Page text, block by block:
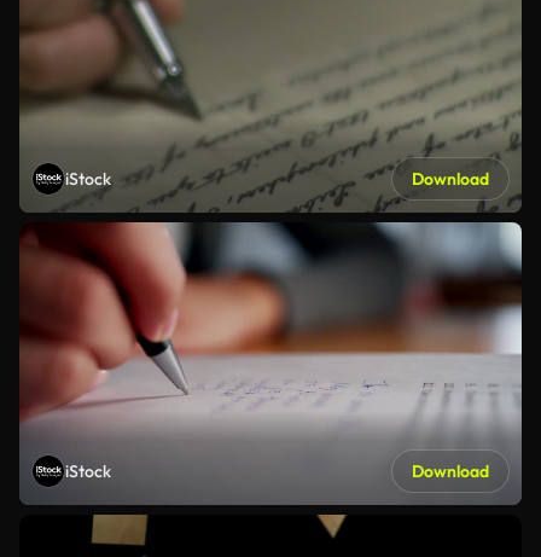
iStock Download
iStock Download